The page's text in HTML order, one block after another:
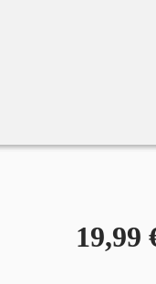
19,99